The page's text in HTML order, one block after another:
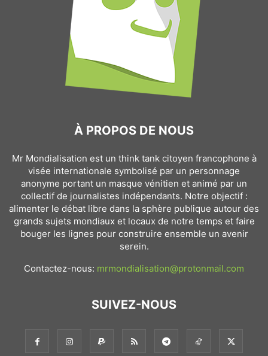
À PROPOS DE NOUS
Mr Mondialisation est un think tank citoyen francophone à
visée internationale symbolisé par un personnage
anonyme portant un masque vénitien et animé par un
collectif de journalistes indépendants. Notre objectif :
alimenter le débat libre dans la sphère publique autour des
grands sujets mondiaux et locaux de notre temps et faire
bouger les lignes pour construire ensemble un avenir
serein.
Contactez-nous: mrmondialisation@protonmail.com
SUIVEZ-NOUS